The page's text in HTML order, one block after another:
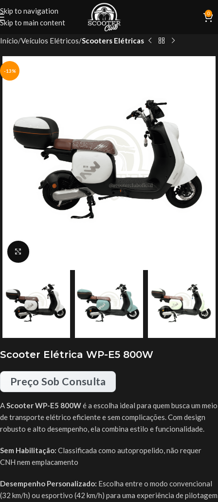
Skip to navigation
Skip to main content
0
Início Veículos Elétricos Scooters Elétricas
-13%
Clique para ampliar
Scooter Elétrica WP-E5 800W
Preço Sob Consulta
AScooter WP-E5 800Wé a escolha ideal para quem busca um meio
de transporte elétrico eficiente e sem complicações. Com design
robusto e alto desempenho, ela combina estilo e funcionalidade.
Sem Habilitação: Classificada como autopropelido, não requer
CNH nem emplacamento
Desempenho Personalizado: Escolha entre o modo convencional
(32 km/h) ou esportivo (42 km/h) para uma experiência de pilotagem